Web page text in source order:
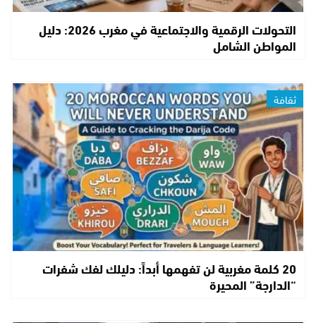
التحولات الرقمية والاجتماعية في مغرب 2026: دليل
المواطن الشامل
ثقافة
20 كلمة مغربية لن تفهمها أبداً: دليلك لفك شفرات
“الدارجة” المحيرة